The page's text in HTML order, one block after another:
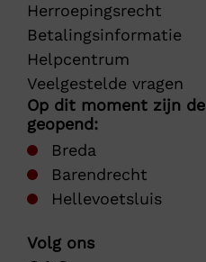
Herroepingsrecht
Betalingsinformatie
Helpcentrum
Veelgestelde vragen
Op dit moment zijn
geopend:
Breda
Barendrecht
Hellevoetsluis
Volg ons